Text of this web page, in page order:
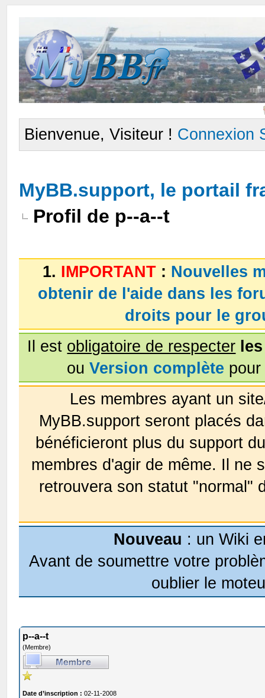
Bienvenue, Visiteur ! Connexion
MyBB.support, le portail
Profil de p--a--t
1. IMPORTANT : Nouvelles
obtenir de l'aide dans les
droits pour le
Il est obligatoire de respecter
ouVersion complète
Les membres ayant un
MyBB.support seront placés
bénéficieront plus du support
membres d'agir de même. Il ne
retrouvera son statut "normal"
Nouveau : un Wiki
Avant de soumettre votre
oublier le
p--a--t
(Membre)
Date d’inscription : 02-11-2008